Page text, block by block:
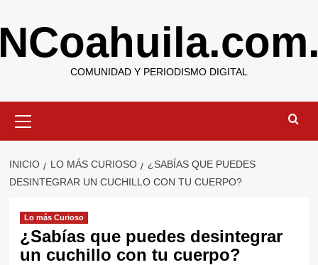
al
contenido
COMUNIDAD Y PERIODISMO DIGITAL
primario
INICIO LO MÁS CURIOSO
¿SABÍAS QUE PUEDES
DESINTEGRAR UN CUCHILLO CON TU CUERPO?
Lo más Curioso
¿Sabías que puedes desintegrar
un cuchillo con tu cuerpo?